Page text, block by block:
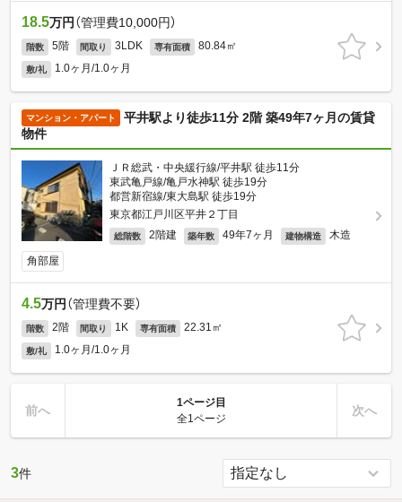
18.5万円 （管理費10,000円）
階数 5階 間取り 3LDK 専有面積 80.84㎡
敷/礼 1.0ヶ月/1.0ヶ月
マンション・アパート
平井駅より徒歩11分 2階 築49年7ヶ月の賃貸
物件
ＪＲ総武・中央緩行線/平井駅 徒歩11分
東武亀戸線/亀戸水神駅 徒歩19分
都営新宿線/東大島駅 徒歩19分
東京都江戸川区平井２丁目
総階数 2階建 築年数 49年7ヶ月 建物構造 木造
角部屋
4.5万円 （管理費不要）
階数 2階 間取り 1K 専有面積 22.31㎡
敷/礼 1.0ヶ月/1.0ヶ月
前へ
1ページ目
全1ページ
次へ
3件